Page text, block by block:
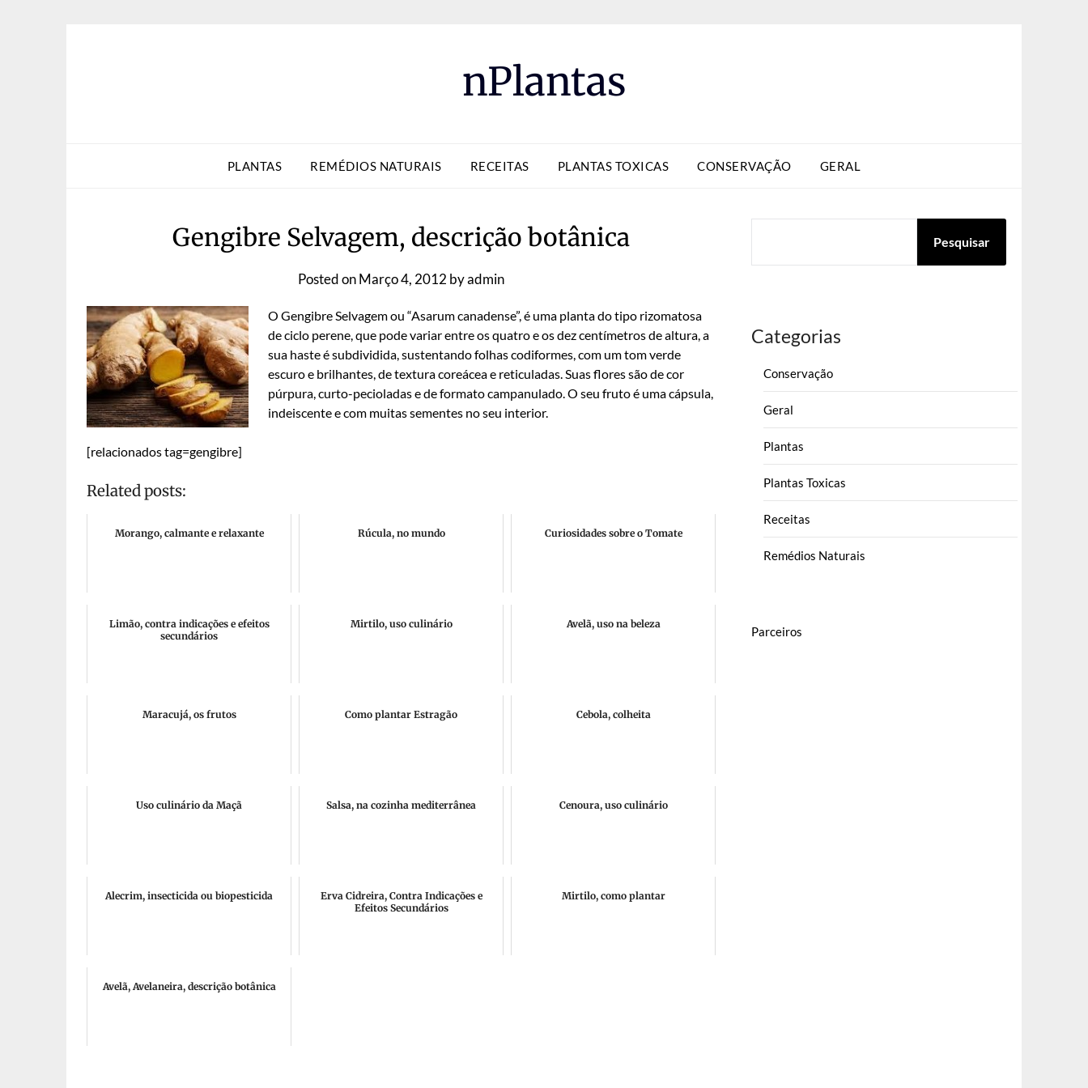
nPlantas
PLANTAS REMÉDIOS NATURAIS RECEITAS PLANTAS TOXICAS CONSERVAÇÃO GERAL
Gengibre Selvagem, descrição botânica
Posted onMarço 4, 2012 byadmin
O Gengibre Selvagem ou “Asarum canadense”, é uma planta do tipo rizomatosa
de ciclo perene, que pode variar entre os quatro e os dez centímetros de altura, a
sua haste é subdividida, sustentando folhas codiformes, com um tom verde
escuro e brilhantes, de textura coreácea e reticuladas. Suas flores são de cor
púrpura, curto-pecioladas e de formato campanulado. O seu fruto é uma cápsula,
indeiscente e com muitas sementes no seu interior.
[relacionados tag=gengibre]
Related posts:
Morango, calmante e relaxante Rúcula, no mundo Curiosidades sobre o Tomate
Limão, contra indicações e efeitos
secundários
Mirtilo, uso culinário Avelã, uso na beleza
Maracujá, os frutos Como plantar Estragão Cebola, colheita
Uso culinário da Maçã Salsa, na cozinha mediterrânea Cenoura, uso culinário
Alecrim, insecticida ou biopesticida
Erva Cidreira, Contra Indicações e
Efeitos Secundários
Mirtilo, como plantar
Avelã, Avelaneira, descrição botânica
Pesquisar
Categorias
Conservação
Geral
Plantas
Plantas Toxicas
Receitas
Remédios Naturais
Parceiros